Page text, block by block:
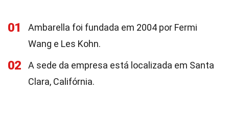
01
Ambarella foi fundada em 2004 por Fermi
Wang e Les Kohn.
02
A sede da empresa está localizada em Santa
Clara, Califórnia.